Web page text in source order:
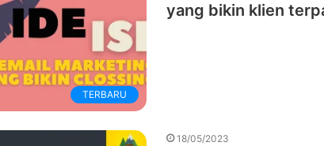
TERBARU
yang bikin klien
18/05/2023